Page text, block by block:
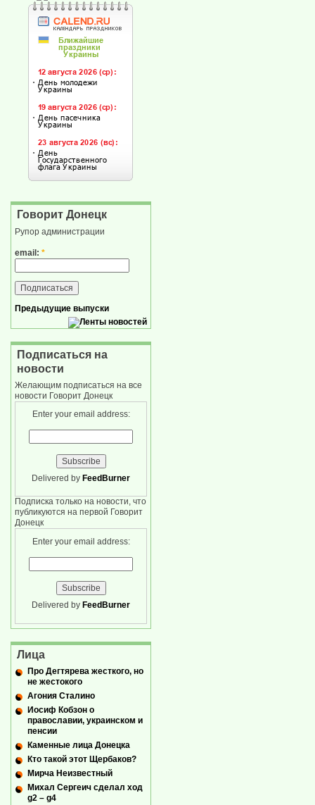
Говорит Донецк
Рупор администрации
email: *
Предыдущие выпуски
Подписаться на
новости
Желающим подписаться на все
новости Говорит Донецк
Enter your email address:
Delivered by FeedBurner
Подписка только на новости, что
публикуются на первой Говорит
Донецк
Enter your email address:
Delivered by FeedBurner
Лица
Про Дегтярева жесткого, но
не жестокого
Агония Сталино
Иосиф Кобзон о
православии, украинском и
пенсии
Каменные лица Донецка
Кто такой этот Щербаков?
Мирча Неизвестный
Михал Сергеич сделал ход
g2 – g4